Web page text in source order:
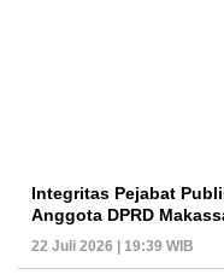
Integritas Pejabat
Anggota DPRD
22 Juli 2026 | 19:39 WIB